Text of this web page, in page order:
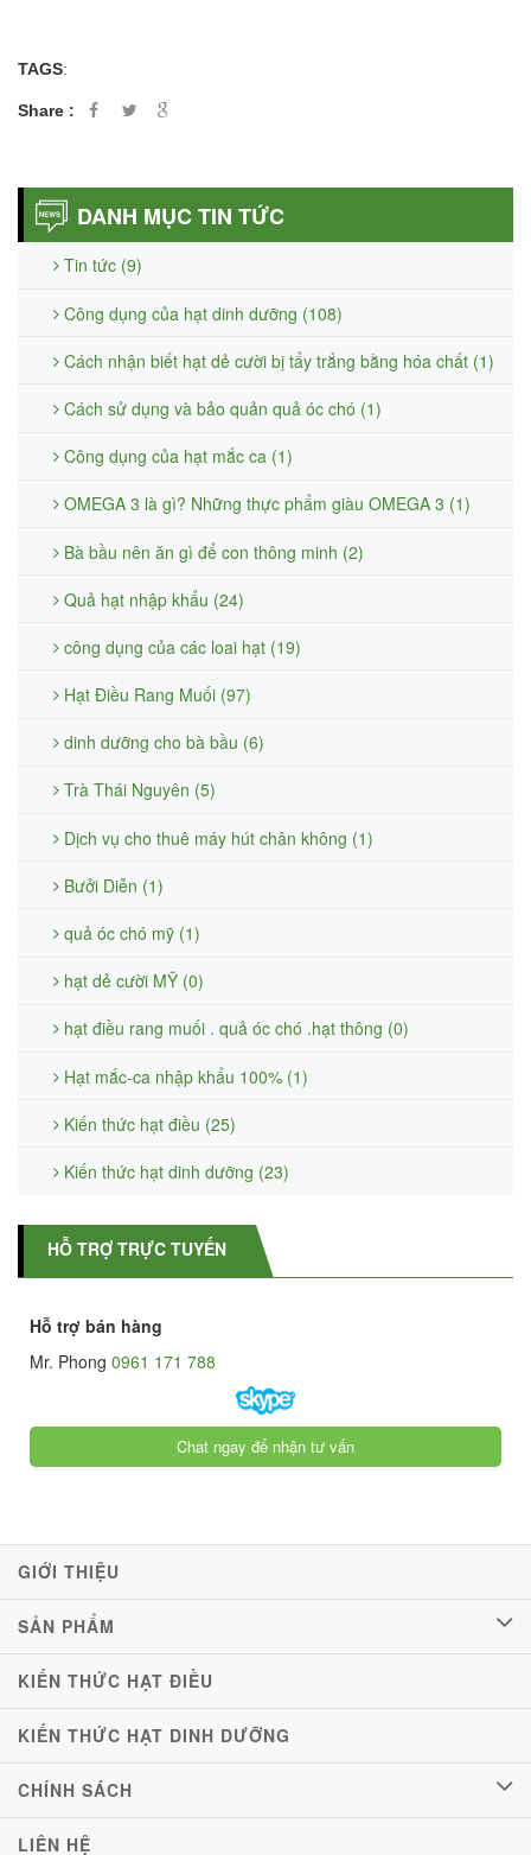
TAGS:
Share :
DANH MỤC TIN TỨC
Tin tức (9)
Công dụng của hạt dinh dưỡng (108)
Cách nhận biết hạt dẻ cười bị tẩy trắng bằng hóa chất (1)
Cách sử dụng và bảo quản quả óc chó (1)
Công dụng của hạt mắc ca (1)
OMEGA 3 là gì? Những thực phẩm giàu OMEGA 3 (1)
Bà bầu nên ăn gì để con thông minh (2)
Quả hạt nhập khẩu (24)
công dụng của các loai hạt (19)
Hạt Điều Rang Muối (97)
dinh dưỡng cho bà bầu (6)
Trà Thái Nguyên (5)
Dịch vụ cho thuê máy hút chân không (1)
Bưởi Diễn (1)
quả óc chó mỹ (1)
hạt dẻ cười MỸ (0)
hạt điều rang muối . quả óc chó .hạt thông (0)
Hạt mắc-ca nhập khẩu 100% (1)
Kiến thức hạt điều (25)
Kiến thức hạt dinh dưỡng (23)
HỖ TRỢ TRỰC TUYẾN
Hỗ trợ bán hàng
Mr. Phong 0961 171 788
Chat ngay để nhận tư vấn
GIỚI THIỆU
SẢN PHẨM
KIẾN THỨC HẠT ĐIỀU
KIẾN THỨC HẠT DINH DƯỠNG
CHÍNH SÁCH
LIÊN HỆ